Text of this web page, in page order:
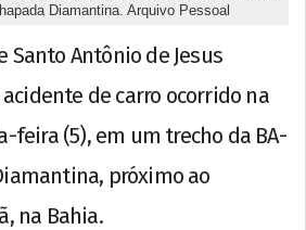
Diamantina. Arquivo Pessoal
Santo Antônio de Jesus
de carro ocorrido na
feira (5), em um trecho da BA-
próximo ao
na Bahia.